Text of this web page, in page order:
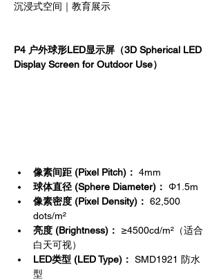
沉浸式空间｜教育展示
P4 户外球形LED显示屏（3D Spherical LED
Display Screen for Outdoor Use）
像素间距 (Pixel Pitch)： 4mm
球体直径 (Sphere Diameter)： Φ1.5m
像素密度 (Pixel Density)： 62,500
dots/m²
亮度 (Brightness)：
≥4500cd/m²（适合
白天可视）
LED类型 (LED Type)： SMD1921 防水
型